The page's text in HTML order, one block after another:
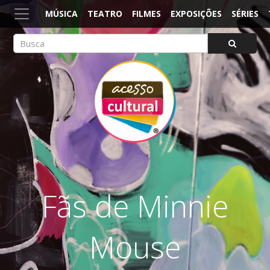
MÚSICA TEATRO FILMES EXPOSIÇÕES SÉRIES
ACESSO CULTURAL
Arte, Cultura Pop e Entretenimento
Fãs de Minnie
Mouse